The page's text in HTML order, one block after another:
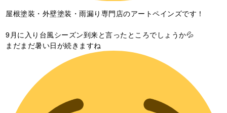
屋根塗装・外壁塗装・雨漏り専門店のアートペインズです！
9月に入り台風シーズン到来と言ったところでしょうか💦
まだまだ暑い日が続きますね